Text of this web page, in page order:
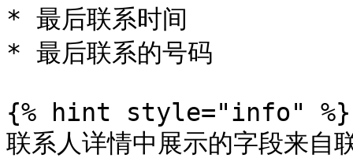
* 最后联系时间
* 最后联系的号码
{% hint style="info" %}
联系人详情中展示的字段来自